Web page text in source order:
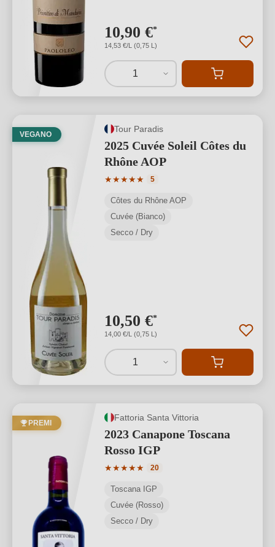
10,90 €*
14,53 €/L (0,75 L)
1
VEGANO
Tour Paradis
2025 Cuvée Soleil Côtes du
Rhône AOP
★★★★★
Valutazione media di 5 su 5 stelle
5
Côtes du Rhône AOP
Cuvée (Bianco)
Secco / Dry
10,50 €*
14,00 €/L (0,75 L)
1
PREMI
Fattoria Santa Vittoria
2023 Canapone Toscana
Rosso IGP
★★★★★
Valutazione media di 5 su 5 stelle
20
Toscana IGP
Cuvée (Rosso)
Secco / Dry